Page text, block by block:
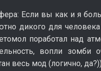
Если вы как и я
дикого для
поработал над
вопли зомби
весь мод (логично, да?))